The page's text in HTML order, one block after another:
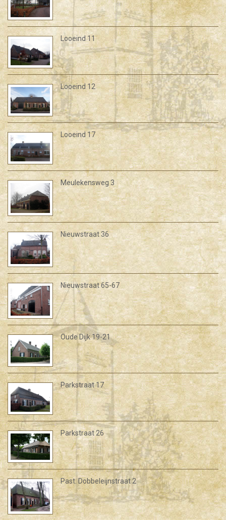
Looeind 11
Looeind 12
Looeind 17
Meulekensweg 3
Nieuwstraat 36
Nieuwstraat 65-67
Oude Dijk 19-21
Parkstraat 17
Parkstraat 26
Past. Dobbeleijnstraat 2